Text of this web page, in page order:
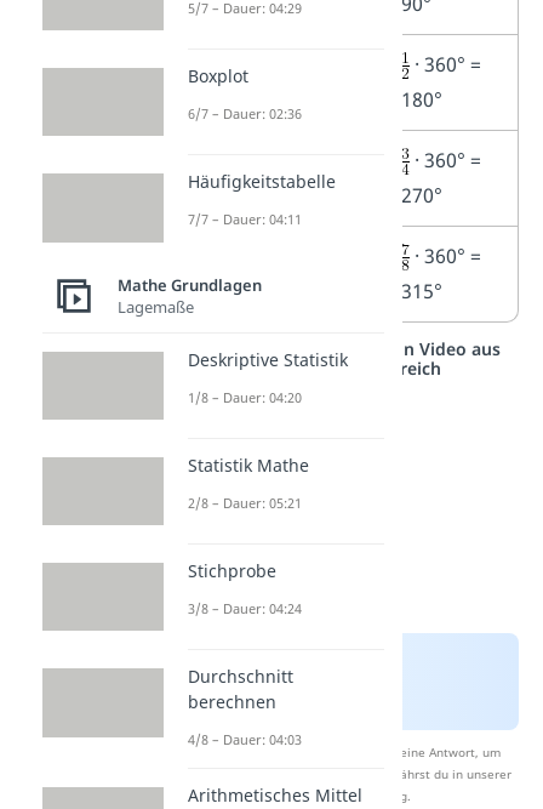
50 %
· 360° =
180°
· 360° =
270°
· 360° =
315°
Studyflix vernetzt: Hier ein Video aus
einem anderen Bereich
Nach Beantwortung speichern wir deine Antwort, um
Studyflix zu verbessern. Mehr dazu erfährst du in unserer
Datenschutzerklärung.
5/7 – Dauer: 04:29
Boxplot
6/7 – Dauer: 02:36
Häufigkeitstabelle
7/7 – Dauer: 04:11
Mathe Grundlagen
Lagemaße
Deskriptive Statistik
1/8 – Dauer: 04:20
Statistik Mathe
2/8 – Dauer: 05:21
Stichprobe
3/8 – Dauer: 04:24
Durchschnitt
berechnen
4/8 – Dauer: 04:03
Arithmetisches Mittel